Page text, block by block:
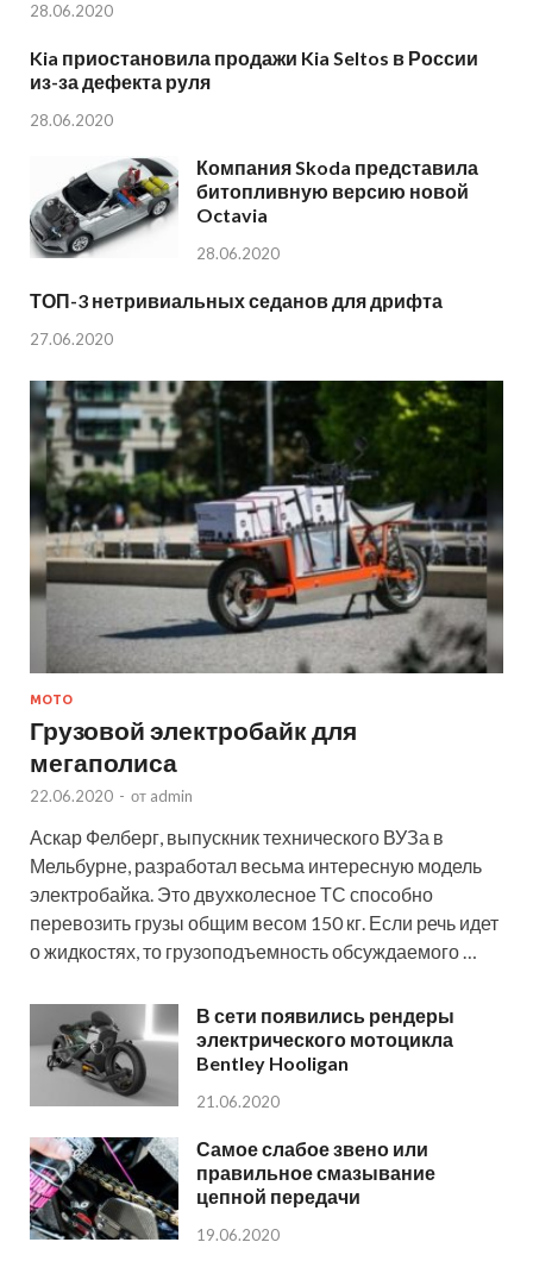
28.06.2020
Kia приостановила продажи Kia Seltos в России
из-за дефекта руля
28.06.2020
Компания Skoda представила
битопливную версию новой
Octavia
28.06.2020
ТОП-3 нетривиальных седанов для дрифта
27.06.2020
МОТО
Грузовой электробайк для
мегаполиса
22.06.2020 - от admin
Аскар Фелберг, выпускник технического ВУЗа в
Мельбурне, разработал весьма интересную модель
электробайка. Это двухколесное ТС способно
перевозить грузы общим весом 150 кг. Если речь идет
о жидкостях, то грузоподъемность обсуждаемого …
В сети появились рендеры
электрического мотоцикла
Bentley Hooligan
21.06.2020
Самое слабое звено или
правильное смазывание
цепной передачи
19.06.2020